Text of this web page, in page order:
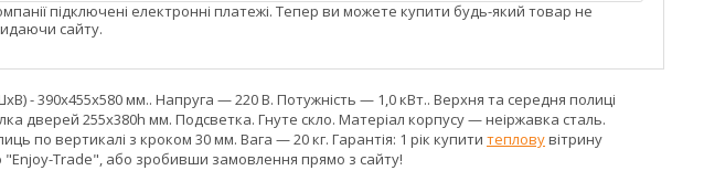
підключені електронні платежі. Тепер ви можете купити будь-який товар не
сайту.
- 390х455х580 мм.. Напруга — 220 В. Потужність — 1,0 кВт.. Верхня та середня полиці
дверей 255х380h мм. Подсветка. Гнуте скло. Матеріал корпусу — неіржавка сталь.
по вертикалі з кроком 30 мм. Вага — 20 кг. Гарантія: 1 рік купити тепловувітрину
Trade", або зробивши замовлення прямо з сайту!